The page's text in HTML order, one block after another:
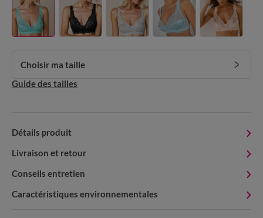
Choisir ma taille
Guide des tailles
Détails produit
Livraison et retour
Conseils entretien
Caractéristiques environnementales